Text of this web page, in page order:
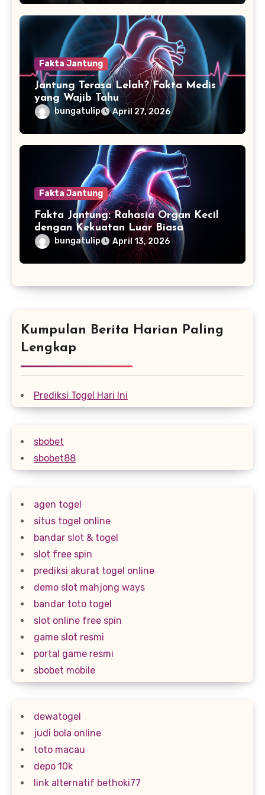
Fakta Jantung
Jantung Terasa Lelah? Fakta Medis
yang Wajib Tahu
bungatulip April 27, 2026
Fakta Jantung
Fakta Jantung: Rahasia Organ Kecil
dengan Kekuatan Luar Biasa
bungatulip April 13, 2026
Kumpulan Berita Harian Paling
Lengkap
Prediksi Togel Hari Ini
sbobet
sbobet88
agen togel
situs togel online
bandar slot & togel
slot free spin
prediksi akurat togel online
demo slot mahjong ways
bandar toto togel
slot online free spin
game slot resmi
portal game resmi
sbobet mobile
dewatogel
judi bola online
toto macau
depo 10k
link alternatif bethoki77